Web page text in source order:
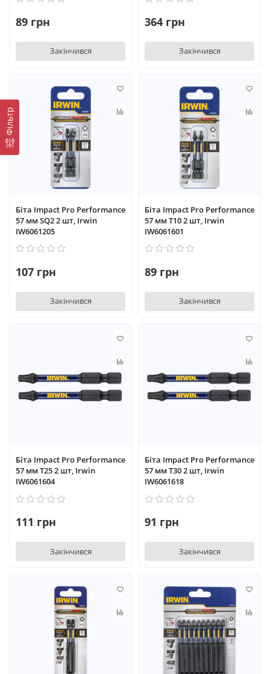
Фільтр
89 грн
Закінчився
364 грн
Закінчився
Біта Impact Pro Performance
57 мм SQ2 2 шт, Irwin
IW6061205
107 грн
Закінчився
Біта Impact Pro Performance
57 мм T10 2 шт, Irwin
IW6061601
89 грн
Закінчився
Біта Impact Pro Performance
57 мм T25 2 шт, Irwin
IW6061604
111 грн
Закінчився
Біта Impact Pro Performance
57 мм T30 2 шт, Irwin
IW6061618
91 грн
Закінчився